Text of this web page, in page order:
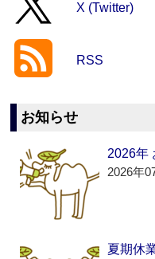
X (Twitter)
RSS
お知らせ
2026年
2026年
夏期休